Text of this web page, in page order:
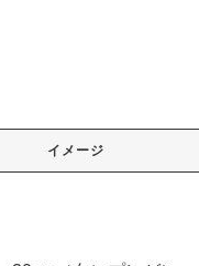
イメージ